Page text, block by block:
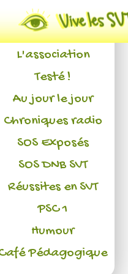
Actualités
L'association
Testé !
Au jour le jour
Chroniques radio
SOS Exposés
SOS DNB SVT
Réussites en SVT
PSC 1
Humour
Pédagogique